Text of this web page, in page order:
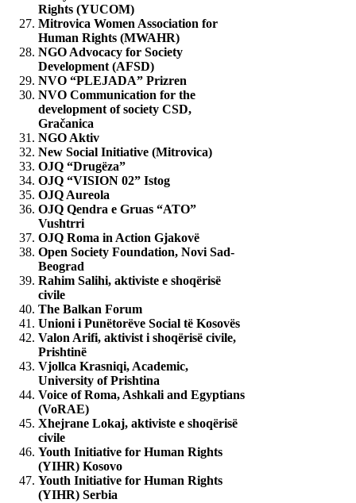
Rights (YUCOM)
Mitrovica Women Association for
Human Rights (MWAHR)
NGO Advocacy for Society
Development (AFSD)
NVO “PLEJADA” Prizren
NVO Communication for the
development of society CSD,
Gračanica
NGO Aktiv
New Social Initiative (Mitrovica)
OJQ “Drugëza”
OJQ “VISION 02” Istog
OJQ Aureola
OJQ Qendra e Gruas “ATO”
Vushtrri
OJQ Roma in Action Gjakovë
Open Society Foundation, Novi Sad-
Beograd
Rahim Salihi, aktiviste e shoqërisë
civile
The Balkan Forum
Unioni i Punëtorëve Social të Kosovës
Valon Arifi, aktivist i shoqërisë civile,
Prishtinë
Vjollca Krasniqi, Academic,
University of Prishtina
Voice of Roma, Ashkali and Egyptians
(VoRAE)
Xhejrane Lokaj, aktiviste e shoqërisë
civile
Youth Initiative for Human Rights
(YIHR) Kosovo
Youth Initiative for Human Rights
(YIHR) Serbia